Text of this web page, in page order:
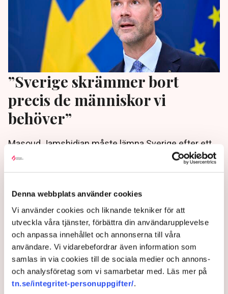
Denna webbplats använder cookies
Vi använder cookies och liknande tekniker för att
utveckla våra tjänster, förbättra din användarupplevelse
och anpassa innehållet och annonserna till våra
användare. Vi vidarebefordrar även information som
samlas in via cookies till de sociala medier och annons-
och analysföretag som vi samarbetar med. Läs mer på
tn.se/integritet-personuppgifter/.
”Sverige skrämmer bort
precis de människor vi
behöver”
Masoud Jamshidian måste lämna Sverige efter ett
administrativt misstag. ”Regeringen måste göra
Sverige mer attraktivt”, skriver Patrik Kronqvist i en
Av: Redaktionen